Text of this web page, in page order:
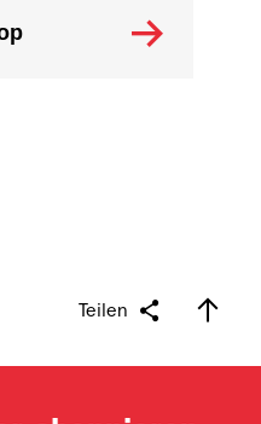
Teilen